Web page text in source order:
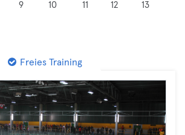
9
10
11
12
13
Freies Training